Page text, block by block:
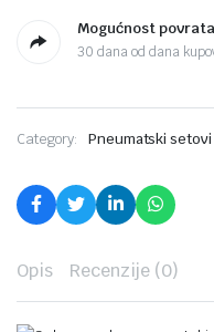
Mogućnost povrata
30 dana od dana
Category: Pneumatski setovi
Opis Recenzije (0)